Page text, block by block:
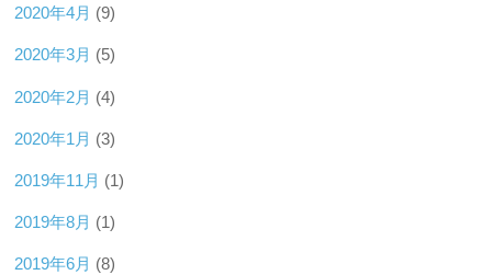
2020年4月 (9)
2020年3月 (5)
2020年2月 (4)
2020年1月 (3)
2019年11月 (1)
2019年8月 (1)
2019年6月 (8)